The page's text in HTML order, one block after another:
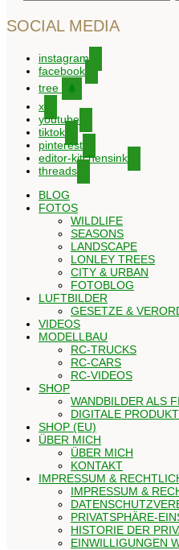
SOCIAL MEDIA
instagram
facebook
tree
x
youtube
tiktok
pinterest
editor-kitchensink
threads
BLOG
FOTOS
WILDLIFE
SEASONS
LANDSCAPE
LONLEY TREES
CITY & URBAN
FOTOBLOG
LUFTBILDER
GESETZE &
VIDEOS
MODELLBAU
RC-TRUCKS
RC-CARS
RC-VIDEOS
SHOP
WANDBILDER ALS
DIGITALE
SHOP (EU)
ÜBER MICH
ÜBER MICH
KONTAKT
IMPRESSUM &
IMPRESSUM &
PRIVATSPHÄRE-
HISTORIE DER
EINWILLIGUNGEN